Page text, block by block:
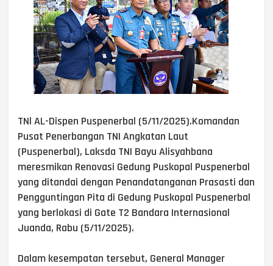
TNl AL-Dispen Puspenerbal (5/11/2025).Komandan
Pusat Penerbangan TNI Angkatan Laut
(Puspenerbal), Laksda TNI Bayu Alisyahbana
meresmikan Renovasi Gedung Puskopal Puspenerbal
yang ditandai dengan Penandatanganan Prasasti dan
Pengguntingan Pita di Gedung Puskopal Puspenerbal
yang berlokasi di Gate T2 Bandara Internasional
Juanda, Rabu (5/11/2025).
Dalam kesempatan tersebut, General Manager